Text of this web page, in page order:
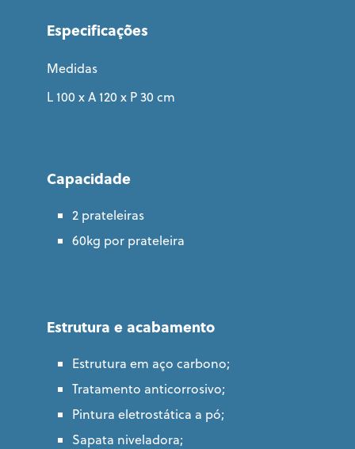
Especificações
Medidas
L 100 x A 120 x P 30 cm
Capacidade
2 prateleiras
60kg por prateleira
Estrutura e acabamento
Estrutura em aço carbono;
Tratamento anticorrosivo;
Pintura eletrostática a pó;
Sapata niveladora;